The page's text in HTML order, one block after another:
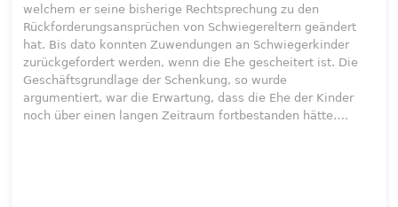
welchem er seine bisherige Rechtsprechung zu den
Rückforderungsansprüchen von Schwiegereltern geändert
hat. Bis dato konnten Zuwendungen an Schwiegerkinder
zurückgefordert werden, wenn die Ehe gescheitert ist. Die
Geschäftsgrundlage der Schenkung, so wurde
argumentiert, war die Erwartung, dass die Ehe der Kinder
noch über einen langen Zeitraum fortbestanden hätte….